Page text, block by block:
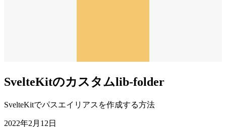
SvelteKitのカスタムlib-folder